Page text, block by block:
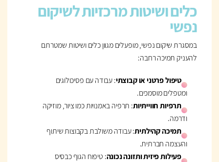
כלים ושיטות מרכזיות לשיקום
נפשי
במסגרת שיקום נפשי, מופעלים מגוון כלים ושיטות שמטרתם
להעניק תמיכה רחבה:
טיפול פרטני או קבוצתי: עבודה עם פסיכולוגים
ומטפלים מוסמכים.
תרפיות חווייתיות: תרפיה באמנויות כמו ציור, מוזיקה
ודרמה.
תמיכה קהילתית: עבודה משולבת בקבוצות שיתוף
והעצמה חברתית.
פעילות פיזית ותזונה נכונה: טיפוח הגוף כבסיס